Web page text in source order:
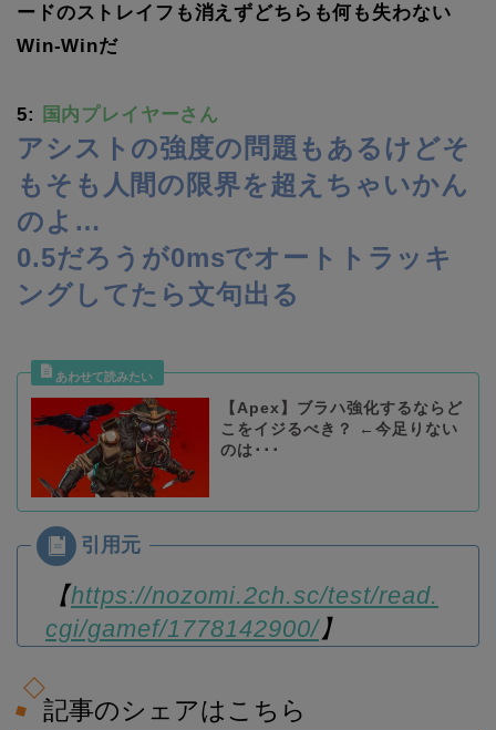
ードのストレイフも消えずどちらも何も失わない
Win-Winだ
5: 国内プレイヤーさん
アシストの強度の問題もあるけどそ
もそも人間の限界を超えちゃいかん
のよ…
0.5だろうが0msでオートトラッキ
ングしてたら文句出る
【Apex】ブラハ強化するならど
こをイジるべき？ ←今足りない
のは･･･
【https://nozomi.2ch.sc/test/read.
cgi/gamef/1778142900/】
記事のシェアはこちら